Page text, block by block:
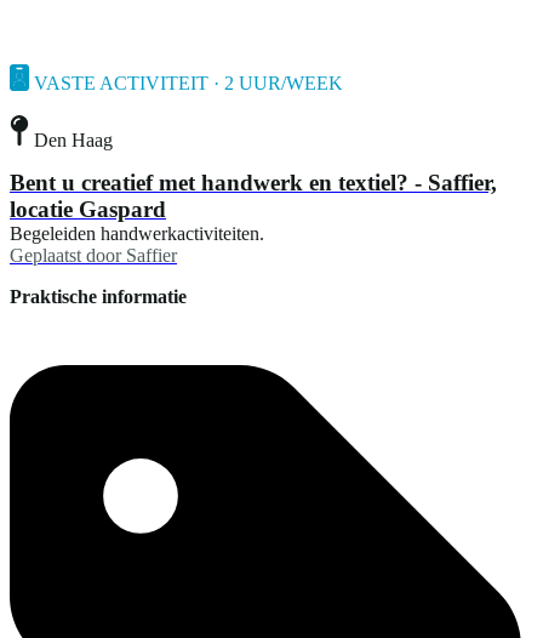
VASTE ACTIVITEIT · 2 UUR/WEEK
Den Haag
Bent u creatief met handwerk en textiel? - Saffier,
locatie Gaspard
Begeleiden handwerkactiviteiten.
Geplaatst door Saffier
Praktische informatie